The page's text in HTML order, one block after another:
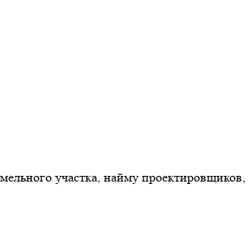
участка, найму проектировщиков,